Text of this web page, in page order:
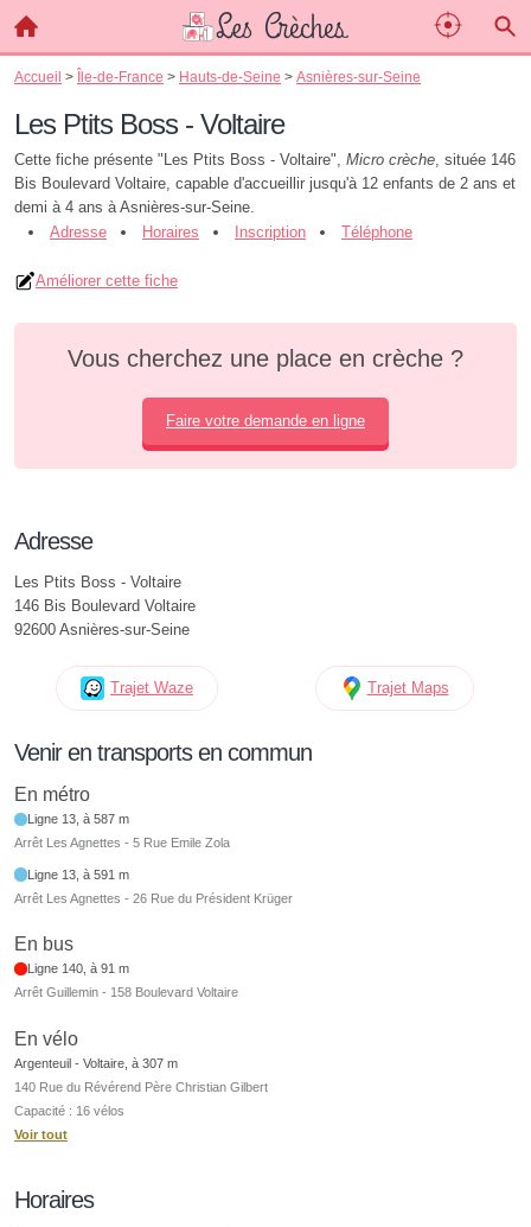
Accueil > Île-de-France > Hauts-de-Seine > Asnières-sur-Seine
Les Ptits Boss - Voltaire
Cette fiche présente "Les Ptits Boss - Voltaire", Micro crèche, située 146
Bis Boulevard Voltaire, capable d'accueillir jusqu'à 12 enfants de 2 ans et
demi à 4 ans à Asnières-sur-Seine.
Adresse
Horaires Inscription Téléphone
Améliorer cette fiche
Vous cherchez une place en crèche ?
Faire votre demande en ligne
Adresse
Les Ptits Boss - Voltaire
146 Bis Boulevard Voltaire
92600 Asnières-sur-Seine
Trajet Waze Trajet Maps
Venir en transports en commun
En métro
Ligne 13, à 587 m
Arrêt Les Agnettes - 5 Rue Emile Zola
Ligne 13, à 591 m
Arrêt Les Agnettes - 26 Rue du Président Krüger
En bus
Ligne 140, à 91 m
Arrêt Guillemin - 158 Boulevard Voltaire
En vélo
Argenteuil - Voltaire, à 307 m
140 Rue du Révérend Père Christian Gilbert
Capacité : 16 vélos
Voir tout
Horaires